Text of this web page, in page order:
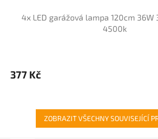
4x LED garážová lampa 120cm
4500k
377 Kč
ZOBRAZIT VŠECHNY SOUVISEJÍCÍ